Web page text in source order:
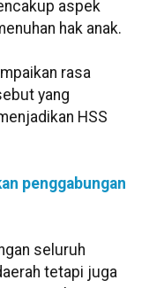
aspek
hak anak.
rasa
yang
HSS
penggabungan
seluruh
tetapi juga